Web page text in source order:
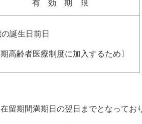
有 効 期 限
誕生日前日
期高齢者医療制度に加入するため〕
期間満期日の翌日までとなってお